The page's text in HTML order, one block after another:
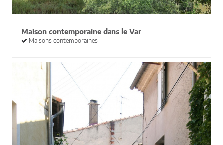
Maison contemporaine dans le Var
Maisons contemporaines